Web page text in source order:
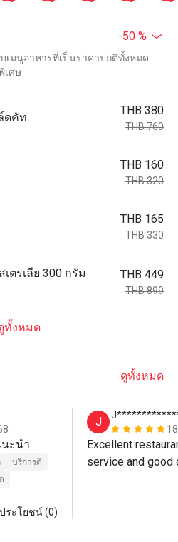
-50 %
เมนูอาหารที่เป็นราคาปกติทั้งหมด
เศษ
ดคัท
THB 380
THB 760
THB 160
THB 320
THB 165
THB 330
ตรเลีย 300 กรัม
THB 449
THB 899
ทั้งหมด
ดูทั้งหมด
ะนำ
บริการดี
ระโยชน์ (0)
J
Excellent
service and good